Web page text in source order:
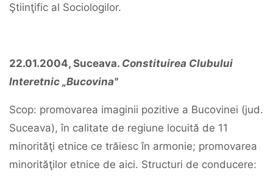
Ştiinţific al Sociologilor.
22.01.2004, Suceava. Constituirea Clubului
Interetnic „Bucovina"
Scop: promovarea imaginii pozitive a Bucovinei (jud.
Suceava), în calitate de regiune locuită de 11
minorităţi etnice ce trăiesc în armonie; promovarea
minorităţilor etnice de aici. Structuri de conducere: